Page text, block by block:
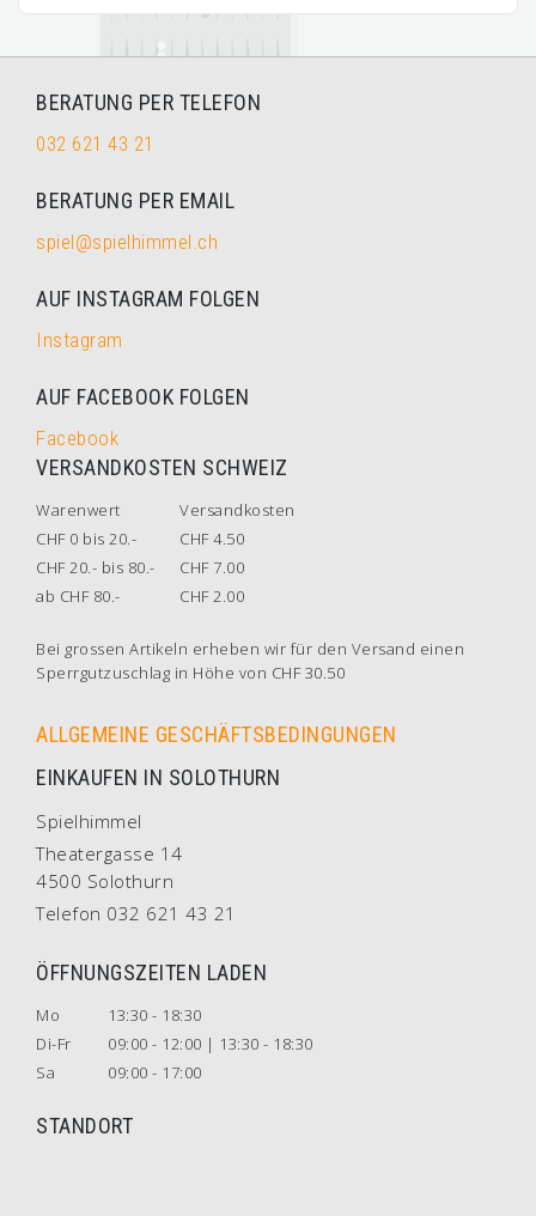
BERATUNG PER TELEFON
032 621 43 21
BERATUNG PER EMAIL
spiel@spielhimmel.ch
AUF INSTAGRAM FOLGEN
Instagram
AUF FACEBOOK FOLGEN
Facebook
VERSANDKOSTEN SCHWEIZ
Warenwert
Versandkosten
CHF 0 bis 20.-
CHF 4.50
CHF 20.- bis 80.-
CHF 7.00
ab CHF 80.-
CHF 2.00
Bei grossen Artikeln erheben wir für den Versand einen
Sperrgutzuschlag in Höhe von CHF 30.50
ALLGEMEINE GESCHÄFTSBEDINGUNGEN
EINKAUFEN IN SOLOTHURN
Spielhimmel
Theatergasse 14
4500 Solothurn
Telefon 032 621 43 21
ÖFFNUNGSZEITEN LADEN
Mo
13:30 - 18:30
Di-Fr
09:00 - 12:00 | 13:30 - 18:30
Sa
09:00 - 17:00
STANDORT